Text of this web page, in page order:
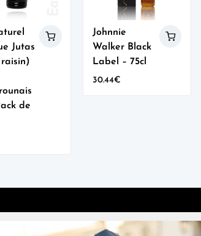
Jutas
de
Johnnie
Walker Black
Label – 75cl
30.44€